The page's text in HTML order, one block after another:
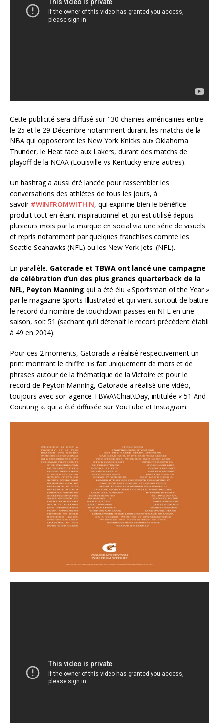
Cette publicité sera diffusé sur 130 chaines américaines entre
le 25 et le 29 Décembre notamment durant les matchs de la
NBA qui opposeront les New York Knicks aux Oklahoma
Thunder, le Heat face aux Lakers, durant des matchs de
playoff de la NCAA (Louisville vs Kentucky entre autres).
Un hashtag a aussi été lancée pour rassembler les
conversations des athlètes de tous les jours, à
savoir #WINFROMWITHIN, qui exprime bien le bénéfice
produit tout en étant inspirationnel et qui est utilisé depuis
plusieurs mois par la marque en social via une série de visuels
et repris notamment par quelques franchises comme les
Seattle Seahawks (NFL) ou les New York Jets. (NFL).
En parallèle, Gatorade et TBWA ont lancé une campagne
de célébration d’un des plus grands quarterback de la
NFL, Peyton Manning qui a été élu « Sportsman of the Year »
par le magazine Sports Illustrated et qui vient surtout de battre
le record du nombre de touchdown passes en NFL en une
saison, soit 51 (sachant qu’il détenait le record précédent établi
à 49 en 2004).
Pour ces 2 moments, Gatorade a réalisé respectivement un
print montrant le chiffre 18 fait uniquement de mots et de
phrases autour de la thématique de la Victoire et pour le
record de Peyton Manning, Gatorade a réalisé une vidéo,
toujours avec son agence TBWA\Chiat\Day, intitulée « 51 And
Counting », qui a été diffusée sur YouTube et Instagram.